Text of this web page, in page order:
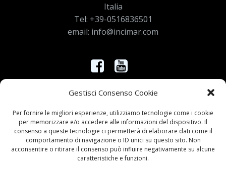
Gestisci Consenso Cookie
Per fornire le migliori esperienze, utilizziamo tecnologie come i cookie
per memorizzare e/o accedere alle informazioni del dispositivo. Il
consenso a queste tecnologie ci permetterà di elaborare dati come il
comportamento di navigazione o ID unici su questo sito. Non
acconsentire o ritirare il consenso può influire negativamente su alcune
caratteristiche e funzioni.
Italia
Tel: +39-0516836501
email: info@incimar.com
Controlla nei nostri canali le novità
ORARI
LUN - VEN: 8:30 - 12:30